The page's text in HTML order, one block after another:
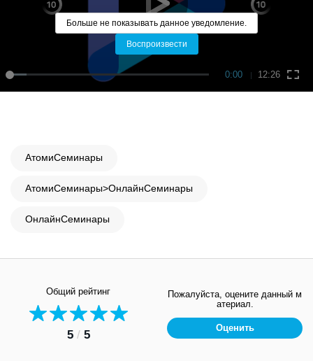
0:00 12:26
Больше не показывать данное уведомление.
Воспроизвести
АтомиСеминары
АтомиСеминары>ОнлайнСеминары
ОнлайнСеминары
Общий рейтинг
5/ 5
Пожалуйста, оцените данный м
атериал.
Оценить